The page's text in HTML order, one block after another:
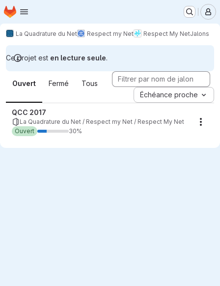
Passer au contenu principal
Page d'accueil
La Quadrature du Net Respect my Net Respect My NetJalons
Ce projet est en lecture seule.
Jalons
Ouvert Fermé
Tous
Échéance proche
QCC 2017
La Quadrature du Net / Respect my Net / Respect My Net
Ouvert
30%